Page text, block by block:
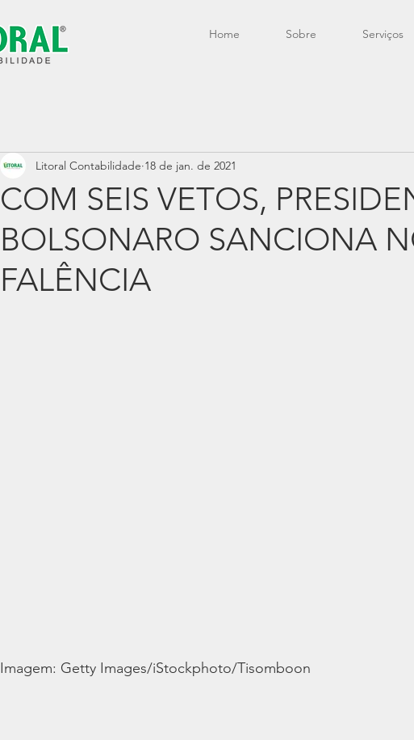
Home Sobre Serviços
COM SEIS VETOS,
BOLSONARO SANCIONA
FALÊNCIA
Litoral Contabilidade 18 de jan. de 2021
Imagem: Getty Images/iStockphoto/Tisomboon